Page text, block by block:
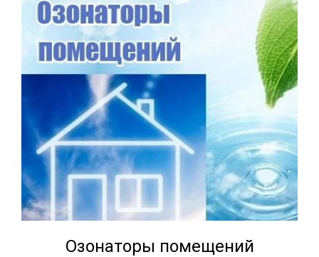
Озонаторы помещений